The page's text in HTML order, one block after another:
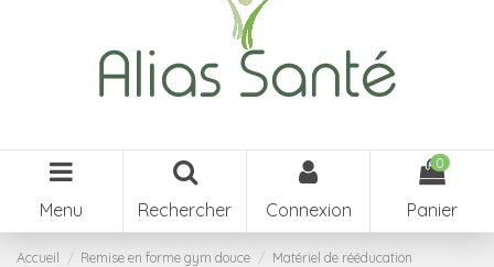
Menu Rechercher Connexion
0
Panier
Accueil Remise en forme gym douce Matériel de rééducation